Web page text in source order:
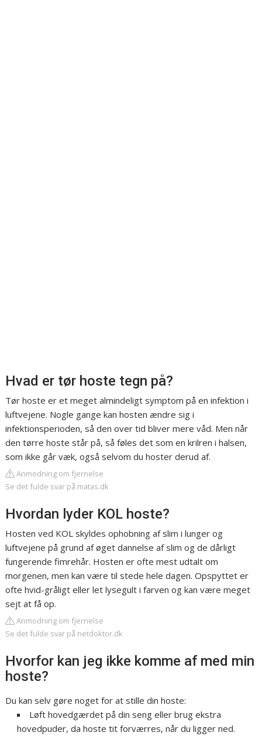
Hvad er tør hoste tegn på?
Tør hoste er et meget almindeligt symptom på en infektion i
luftvejene. Nogle gange kan hosten ændre sig i
infektionsperioden, så den over tid bliver mere våd. Men når
den tørre hoste står på, så føles det som en krilren i halsen,
som ikke går væk, også selvom du hoster derud af.
Anmodning om fjernelse
Se det fulde svar på matas.dk
Hvordan lyder KOL hoste?
Hosten ved KOL skyldes ophobning af slim i lunger og
luftvejene på grund af øget dannelse af slim og de dårligt
fungerende fimrehår. Hosten er ofte mest udtalt om
morgenen, men kan være til stede hele dagen. Opspyttet er
ofte hvid-gråligt eller let lysegult i farven og kan være meget
sejt at få op.
Anmodning om fjernelse
Se det fulde svar på netdoktor.dk
Hvorfor kan jeg ikke komme af med min
hoste?
Du kan selv gøre noget for at stille din hoste:
Løft hovedgærdet på din seng eller brug ekstra
hovedpuder, da hoste tit forværres, når du ligger ned.